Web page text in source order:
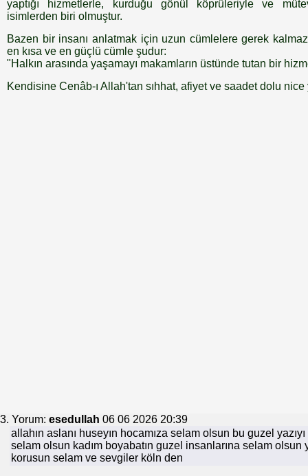
yaptığı hizmetlerle, kurduğu gönül köprüleriyle ve
isimlerden biri olmuştur.
Bazen bir insanı anlatmak için uzun cümlelere gerek
en kısa ve en güçlü cümle şudur:
"Halkın arasında yaşamayı makamların üstünde tutan bir
Kendisine Cenâb-ı Allah'tan sıhhat, afiyet ve saadet dolu nice
3. Yorum: esedullah 06 06 2026 20:39
allahın aslanı huseyın hocamıza selam olsun bu guzel
selam olsun kadım boyabatın guzel insanlarına selam olsun
korusun selam ve sevgiler köln den